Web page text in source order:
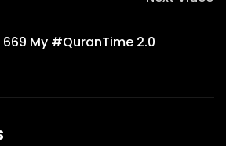
669 My #QuranTime 2.0